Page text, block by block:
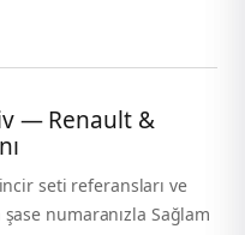
— Renault &
seti referansları ve
numaranızla Sağlam